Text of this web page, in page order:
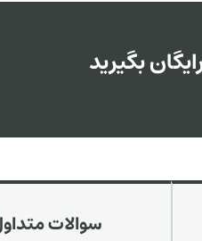
بگیرید
سوالات